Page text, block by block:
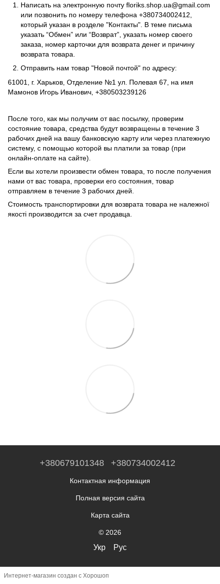
Написать на электронную почту floriks.shop.ua@gmail.com
или позвонить по номеру телефона +380734002412
который указан в розделе "Контакты" . В теме письма
указать “Обмен” или “Возврат”, указать номер своего
заказа, номер карточки для возврата денег и причину
возврата товара.
Отправить нам товар "Новой почтой" по адресу:
61001, г. Харьков, Отделение №1 ул. Полевая 67, на имя
Мамонов Игорь Иванович, +380503239126
После того, как мы получим от вас посылку, проверим
состояние товара, средства будут возвращены в течение 3
рабочих дней на вашу банковскую карту или через платежную
систему, с помощью которой вы платили за товар (при
онлайн-оплате на сайте).
Если вы хотели произвести обмен товара, то после получения
нами от вас товара, проверки его состояния, товар
отправляем в течение 3 рабочих дней.
Стоимость транспортировки для возврата товара не належної
якості производится за счет продавца.
+380679101348 +380734002412
Контактная информация
Полная версия сайта
Карта сайта
© 2026
Укр Рус
Интернет-магазин создан с Хорошоп